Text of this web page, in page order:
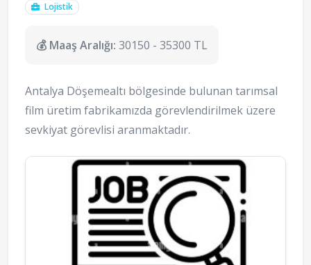
Lojistik
💰 Maaş Aralığı: 30150 - 35300 TL
Antalya Döşemealtı bölgesinde bulunan tarımsal
film üretim fabrikamızda görevlendirilmek üzere
sevkiyat görevlisi aranmaktadır.